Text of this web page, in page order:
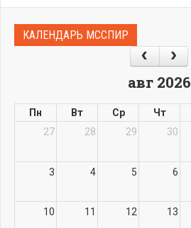
КАЛЕНДАРЬ МССПИР
авг 2026
Пн Вт Ср Чт
27
28 29 30
3 4 5 6
10 11 12 13